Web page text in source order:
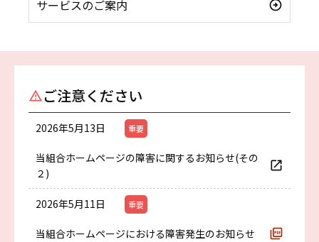
サービスのご案内
ご注意ください
2026年5月13日 重要
当組合ホームページの障害に関するお知らせ(その
２)
2026年5月11日 重要
当組合ホームページにおける障害発生のお知らせ